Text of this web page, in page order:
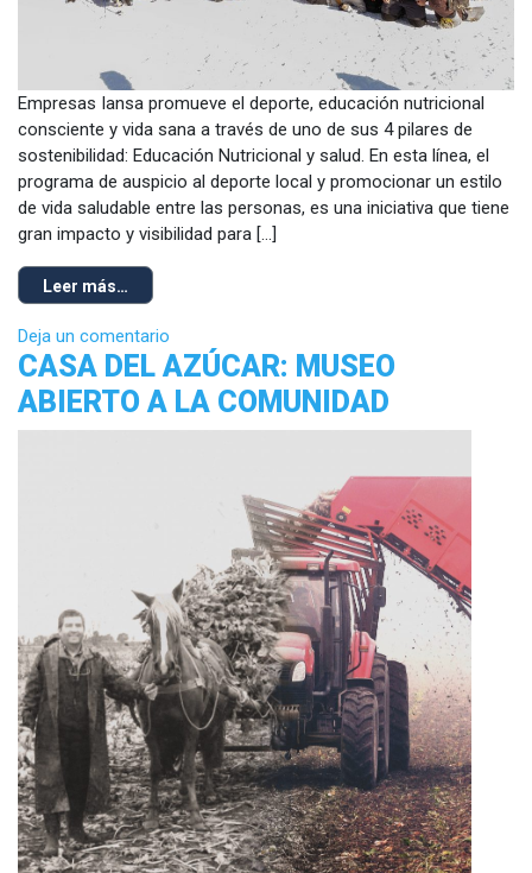
Empresas Iansa promueve el deporte, educación nutricional
consciente y vida sana a través de uno de sus 4 pilares de
sostenibilidad: Educación Nutricional y salud. En esta línea, el
programa de auspicio al deporte local y promocionar un estilo
de vida saludable entre las personas, es una iniciativa que tiene
gran impacto y visibilidad para […]
Leer más…
Deja un comentario
CASA DEL AZÚCAR: MUSEO
ABIERTO A LA COMUNIDAD